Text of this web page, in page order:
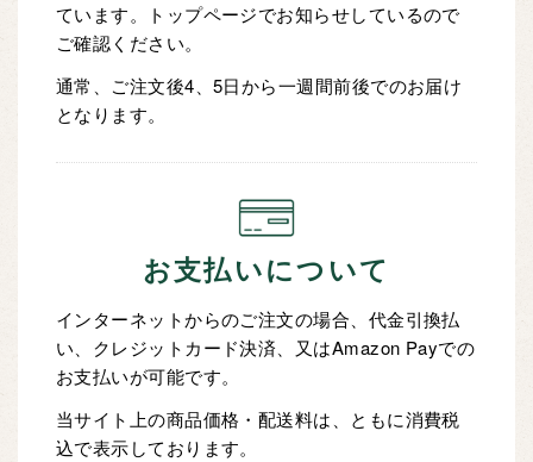
ています。トップページでお知らせしているので
ご確認ください。
通常、ご注文後4、5日から一週間前後でのお届け
となります。
お支払いについて
インターネットからのご注文の場合、代金引換払
い、クレジットカード決済、又はAmazon Payでの
お支払いが可能です。
当サイト上の商品価格・配送料は、ともに消費税
込で表示しております。